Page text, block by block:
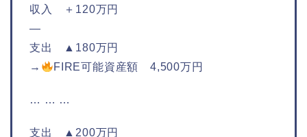
収入 ＋120万円
—
支出 ▲180万円
→
FIRE可能資産額 4,500万円
… … …
支出 ▲200万円